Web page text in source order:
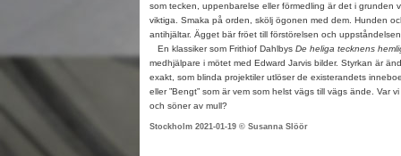
som tecken, uppenbarelse eller förmedling är det i grunden
viktiga. Smaka på orden, skölj ögonen med dem. Hunden
antihjältar. Ägget bär fröet till förstörelsen och
En klassiker som Frithiof Dahlbys De heliga tecknens
medhjälpare i mötet med Edward Jarvis bilder. Styrkan är
exakt, som blinda projektiler utlöser de existerandets
eller ”Bengt” som är vem som helst vägs till vägs ände. Var
och söner av mull?
Stockholm 2021-01-19 © Susanna Slöör